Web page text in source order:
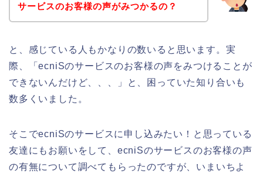
サービスのお客様の声がみつかるの？
と、感じている人もかなりの数いると思います。実
際、「ecniSのサービスのお客様の声をみつけることが
できないんだけど、、、」と、困っていた知り合いも
数多くいました。
そこでecniSのサービスに申し込みたい！と思っている
友達にもお願いをして、ecniSのサービスのお客様の声
の有無について調べてもらったのですが、いまいちよ